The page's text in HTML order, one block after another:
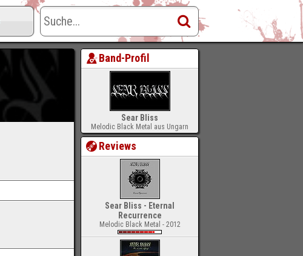
Band-Profil
Sear Bliss
Melodic Black Metal aus Ungarn
Reviews
Sear Bliss - Eternal
Recurrence
Melodic Black Metal - 2012